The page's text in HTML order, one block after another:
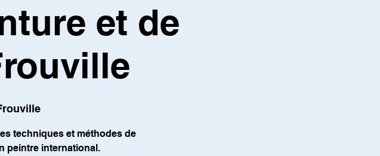
et de
techniques et méthodes de
peintre international.